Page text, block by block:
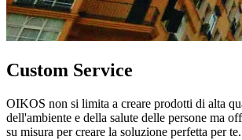
Custom Service
OIKOS non si limita a creare prodotti di alta
dell'ambiente e della salute delle persone ma
su misura per creare la soluzione perfetta per te.